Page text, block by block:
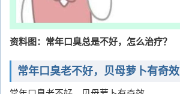
资料图：常年口臭总是不好，怎么治疗？
常年口臭老不好，贝母萝卜有奇效